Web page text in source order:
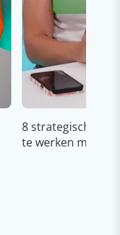
8 strategische
te werken met